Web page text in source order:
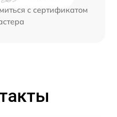
с сертификатом